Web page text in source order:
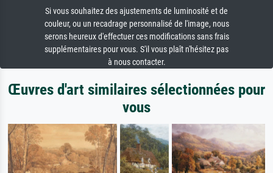
Si vous souhaitez des ajustements de luminosité et de
couleur, ou un recadrage personnalisé de l'image, nous
serons heureux d'effectuer ces modifications sans frais
supplémentaires pour vous. S'il vous plaît n'hésitez pas
à nous contacter.
Œuvres d'art similaires sélectionnées pour
vous